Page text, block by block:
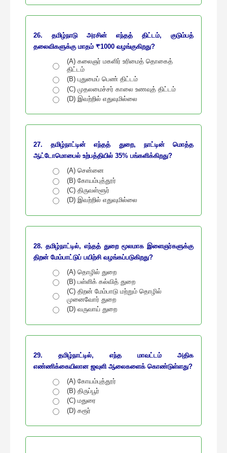
26. தமிழ்நாடு அரசின் எந்தத் திட்டம், குடும்பத்
தலைவிகளுக்கு மாதம் ₹1000 வழங்குகிறது?
(A) கலைஞர் மகளிர் உரிமைத் தொகைத்
திட்டம்
(B) புதுமைப் பெண் திட்டம்
(C) முதலமைச்சர் காலை உணவுத் திட்டம்
(D) இவற்றில் எதுவுமில்லை
27. தமிழ்நாட்டின் எந்தத் துறை, நாட்டின் மொத்த
ஆட்டோமொபைல் உற்பத்தியில் 35% பங்களிக்கிறது?
(A) சென்னை
(B) கோயம்புத்தூர்
(C) திருவள்ளூர்
(D) இவற்றில் எதுவுமில்லை
28. தமிழ்நாட்டில், எந்தத் துறை மூலமாக இளைஞர்களுக்கு
திறன் மேம்பாட்டுப் பயிற்சி வழங்கப்படுகிறது?
(A) தொழில் துறை
(B) பள்ளிக் கல்வித் துறை
(C) திறன் மேம்பாடு மற்றும் தொழில்
முனைவோர் துறை
(D) வருவாய் துறை
29. தமிழ்நாட்டில், எந்த மாவட்டம் அதிக
எண்ணிக்கையிலான ஜவுளி ஆலைகளைக் கொண்டுள்ளது?
(A) கோயம்புத்தூர்
(B) திருப்பூர்
(C) மதுரை
(D) கரூர்